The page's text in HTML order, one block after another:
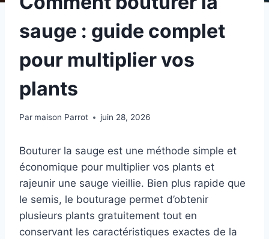
sauge : guide complet
pour multiplier vos
plants
Par maison Parrot juin 28, 2026
Bouturer la sauge est une méthode simple et
économique pour multiplier vos plants et
rajeunir une sauge vieillie. Bien plus rapide que
le semis, le bouturage permet d’obtenir
plusieurs plants gratuitement tout en
conservant les caractéristiques exactes de la